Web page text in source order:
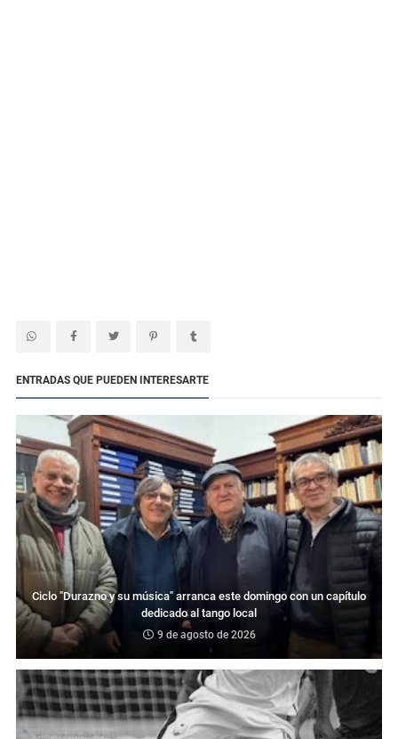
ENTRADAS QUE PUEDEN INTERESARTE
Ciclo "Durazno y su música" arranca este domingo con un capítulo
dedicado al tango local
9 de agosto de 2026